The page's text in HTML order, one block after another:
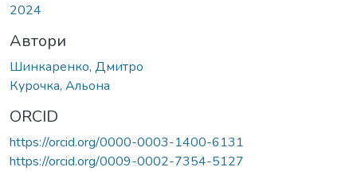
2024
Автори
Шинкаренко, Дмитро
Курочка, Альона
ORCID
https://orcid.org/0000-0003-1400-6131
https://orcid.org/0009-0002-7354-5127